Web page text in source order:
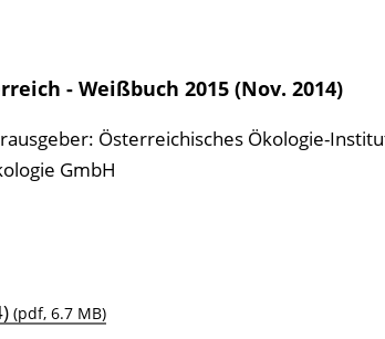
- Weißbuch 2015 (Nov. 2014)
Österreichisches Ökologie-
GmbH
(pdf, 6.7 MB)